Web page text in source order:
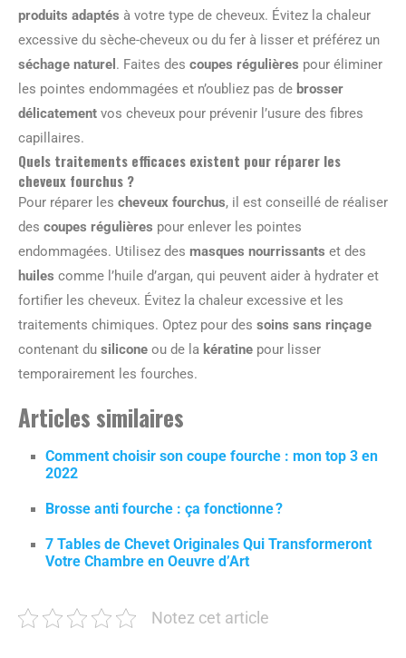
produits adaptés à votre type de cheveux. Évitez la chaleur
excessive du sèche-cheveux ou du fer à lisser et préférez un
séchage naturel . Faites des coupes régulières pour éliminer
les pointes endommagées et n’oubliez pas de brosser
délicatement vos cheveux pour prévenir l’usure des fibres
capillaires.
Quels traitements efficaces existent pour réparer les
cheveux fourchus ?
Pour réparer les cheveux fourchus, il est conseillé de réaliser
des coupes régulières pour enlever les pointes
endommagées. Utilisez des masques nourrissants et des
huiles comme l’huile d’argan, qui peuvent aider à hydrater et
fortifier les cheveux. Évitez la chaleur excessive et les
traitements chimiques. Optez pour des soins sans rinçage
contenant du silicone ou de la kératine pour lisser
temporairement les fourches.
Articles similaires
Comment choisir son coupe fourche : mon top 3 en
2022
Brosse anti fourche : ça fonctionne ?
7 Tables de Chevet Originales Qui Transformeront
Votre Chambre en Oeuvre d’Art
Notez cet article